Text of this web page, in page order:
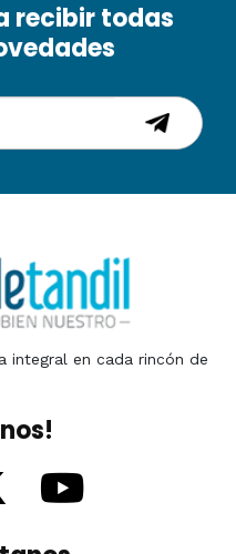
recibir todas
integral en cada rincón de